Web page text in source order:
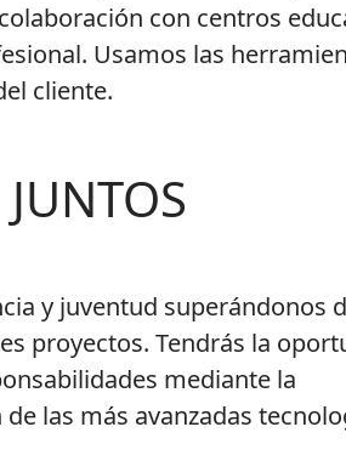
con centros
Usamos las
cliente.
JUNTOS
y juventud superándonos
proyectos. Tendrás la
mediante la
las más avanzadas